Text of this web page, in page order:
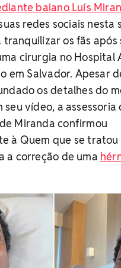
baiano Luís
redes sociais nesta
tranquilizar os fãs após
cirurgia no Hospital
em Salvador. Apesar
os detalhes do
seu vídeo, a assessoria
Miranda confirmou
à Quem que se tratou
a correção de uma